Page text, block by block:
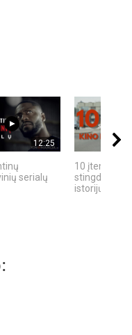
12:25
serialų
10 įtemptų,
stingdančių
istorijų